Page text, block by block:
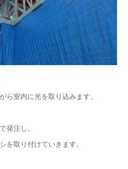
室内に光を取り込みます。
発注し、
を取り付けていきます。